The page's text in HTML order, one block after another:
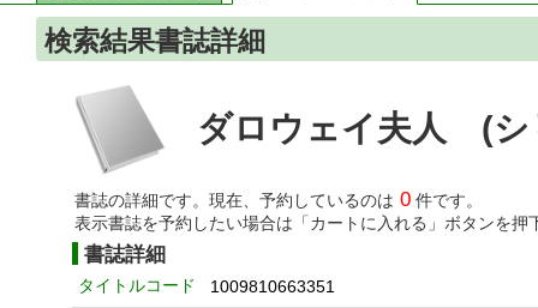
検索結果書誌詳細
ダロウェイ夫人 (シ
書誌の詳細です。現在、予約しているのは 0 件です。
表示書誌を予約したい場合は「カートに入れる」ボタンを押
書誌詳細
タイトルコード 1009810663351